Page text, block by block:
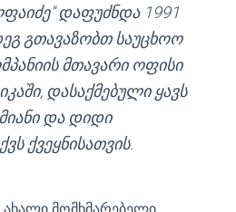
დაფუძნდა 1991
გთავაზობთ საუცხოო
მთავარი ოფისი
დასაქმებული ყავს
და დიდი
ქვეყნისათვის.